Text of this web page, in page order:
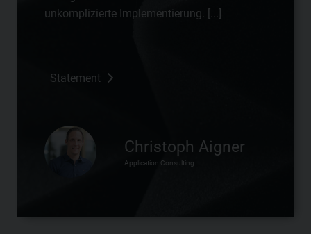
unkomplizierte Implementierung. [...]
Statement
Christoph Aigner
Application Consulting